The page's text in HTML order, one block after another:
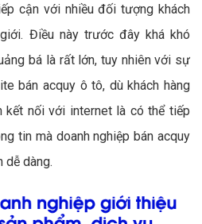
cận với nhiều đối tượng khách
Điều này trước đây khá khó
bá là rất lớn, tuy nhiên với sự
bán acquy ô tô, dù khách hàng
kết nối với internet là có thể tiếp
tin mà doanh nghiệp bán acquy
dễ dàng.